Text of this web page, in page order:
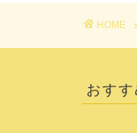
HOME
おす